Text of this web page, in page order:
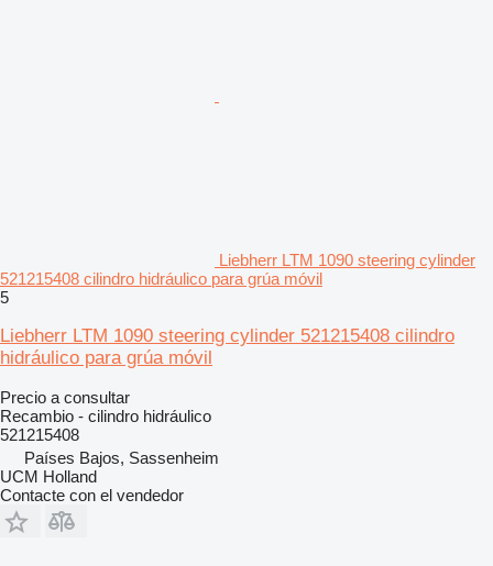
Liebherr LTM 1090 steering cylinder
521215408 cilindro hidráulico para grúa móvil
5
Liebherr LTM 1090 steering cylinder 521215408 cilindro
hidráulico para grúa móvil
Precio a consultar
Recambio - cilindro hidráulico
521215408
Países Bajos, Sassenheim
UCM Holland
Contacte con el vendedor